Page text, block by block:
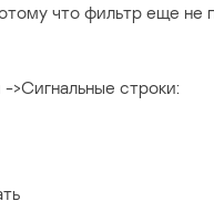
что фильтр еще не
>Сигнальные строки: